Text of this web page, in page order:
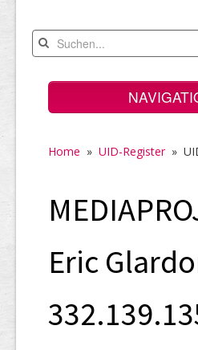
UID-
Marken-
Home » UID-Register»
Eric